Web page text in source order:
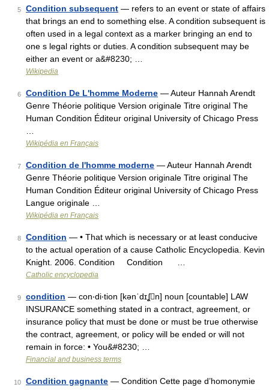
5 Condition subsequent — refers to an event or state of affairs
that brings an end to something else. A condition subsequent is
often used in a legal context as a marker bringing an end to
one s legal rights or duties. A condition subsequent may be
either an event or a&#8230; …
Wikipedia
6 Condition De L'homme Moderne — Auteur Hannah Arendt
Genre Théorie politique Version originale Titre original The
Human Condition Éditeur original University of Chicago Press
Wikipédia en Français
7 Condition de l'homme moderne — Auteur Hannah Arendt
Genre Théorie politique Version originale Titre original The
Human Condition Éditeur original University of Chicago Press
Langue originale …
Wikipédia en Français
8 Condition — • That which is necessary or at least conducive
to the actual operation of a cause Catholic Encyclopedia. Kevin
Knight. 2006. Condition Condition …
Catholic encyclopedia
9 condition — con‧di‧tion [kənˈdɪʆn] noun [countable] LAW
INSURANCE something stated in a contract, agreement, or
insurance policy that must be done or must be true otherwise
the contract, agreement, or policy will be ended or will not
remain in force: • You&#8230; …
Financial and business terms
10 Condition gagnante — Condition Cette page d’homonymie